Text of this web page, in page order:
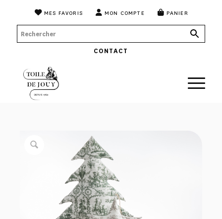
MES FAVORIS MON COMPTE PANIER
CONTACT